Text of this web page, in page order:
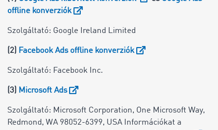
offline konverziók
Szolgáltató: Google Ireland Limited
(2) Facebook Ads offline konverziók
Szolgáltató: Facebook Inc.
(3) Microsoft Ads
Szolgáltató: Microsoft Corporation, One Microsoft Way,
Redmond, WA 98052-6399, USA Információkat a